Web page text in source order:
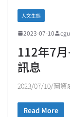
人文生態
2023-07-10
112年7
訊息
2023/07/10/圖資
Read More